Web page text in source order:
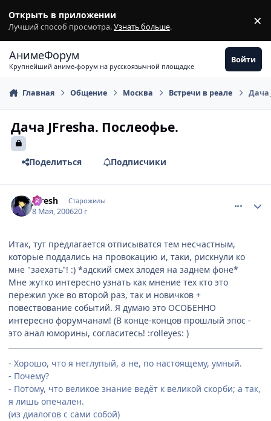
Открыть в приложении
Лучший способ просмотра.Узнать больше. ×
АнимеФорум
Крупнейший аниме-форум на русскоязычной площадке
Войти
Главная Общение Москва Встречи в реале Дача
Дача JFresha. Послеофье.
Поделиться Подписчики
JFresh Старожилы
8 Мая, 200620 г
Итак, тут предлагается отписыватся тем несчастным,
которые поддались на провокацию и, таки, рискнули ко
мне "заехать"! :) *адский смех злодея на заднем фоне*
Мне жутко интересно узнать как мнение тех кто это
пережил уже во второй раз, так и новичков +
повествование событий. Я думаю это ОСОБЕННО
интересно форумчанам! (В конце-концов прошлый эпос -
это анал юморины, согласитесь! :rolleyes: )
- Хорошо, что я неглупый, а не, по настоящему, умный.
- Почему?
- Потому, что великое знание ведёт к великой скорби; а так,
я лишь опечален.
(из диалогов с сами собой)